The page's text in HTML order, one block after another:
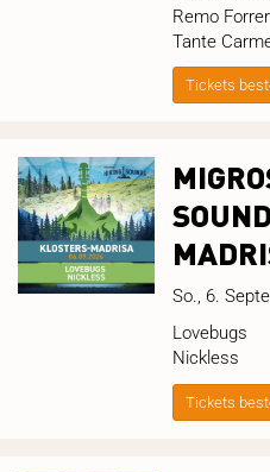
Remo Forrer
Tante
Tickets
So., 6.
Lovebugs
Nickless
Tickets